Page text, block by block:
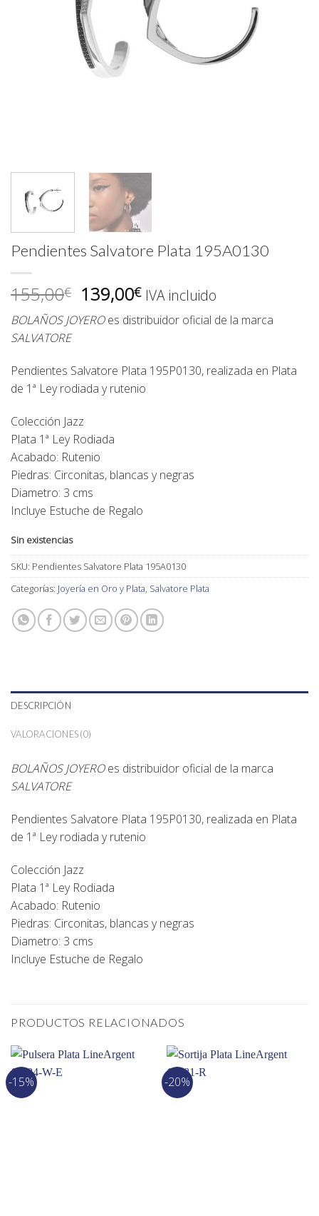
Pendientes Salvatore Plata 195A0130
155,00€ El
precio
original
155,00€.
139,00€El
precio
actual
139,00€.
IVA incluido
BOLAÑOS JOYEROes distribuidor oficial de la marca
SALVATORE
Pendientes Salvatore Plata 195P0130, realizada en Plata
de 1ª Ley rodiada y rutenio
Colección Jazz
Plata 1ª Ley Rodiada
Acabado: Rutenio
Piedras: Circonitas, blancas y negras
Diametro: 3 cms
Incluye Estuche de Regalo
Sin existencias
SKU: Pendientes Salvatore Plata 195A0130
Categorías: Joyería en Oro y Plata, Salvatore Plata
DESCRIPCIÓN
VALORACIONES (0)
BOLAÑOS JOYEROes distribuidor oficial de la marca
SALVATORE
Pendientes Salvatore Plata 195P0130, realizada en Plata
de 1ª Ley rodiada y rutenio
Colección Jazz
Plata 1ª Ley Rodiada
Acabado: Rutenio
Piedras: Circonitas, blancas y negras
Diametro: 3 cms
Incluye Estuche de Regalo
PRODUCTOS RELACIONADOS
-15% -20%